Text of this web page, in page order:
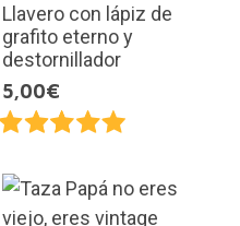
Llavero con lápiz de
grafito eterno y
destornillador
5,00€